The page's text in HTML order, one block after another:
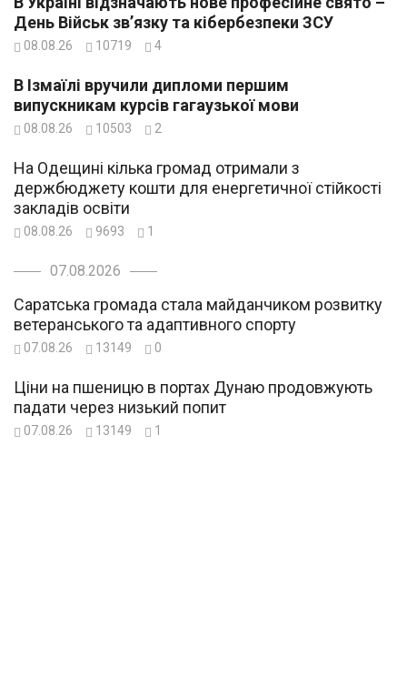
День Військ зв’язку та кібербезпеки ЗСУ
08.08.26 10719 4
В Ізмаїлі вручили дипломи першим
випускникам курсів гагаузької мови
08.08.26 10503 2
На Одещині кілька громад отримали з
держбюджету кошти для енергетичної стійкості
закладів освіти
08.08.26 9693 1
07.08.2026
Саратська громада стала майданчиком розвитку
ветеранського та адаптивного спорту
07.08.26 13149 0
Ціни на пшеницю в портах Дунаю продовжують
падати через низький попит
07.08.26 13149 1